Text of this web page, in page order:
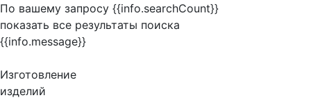
По вашему запросу {{info.searchCount}}
показать все результаты поиска
{{info.message}}
Изготовление
изделий